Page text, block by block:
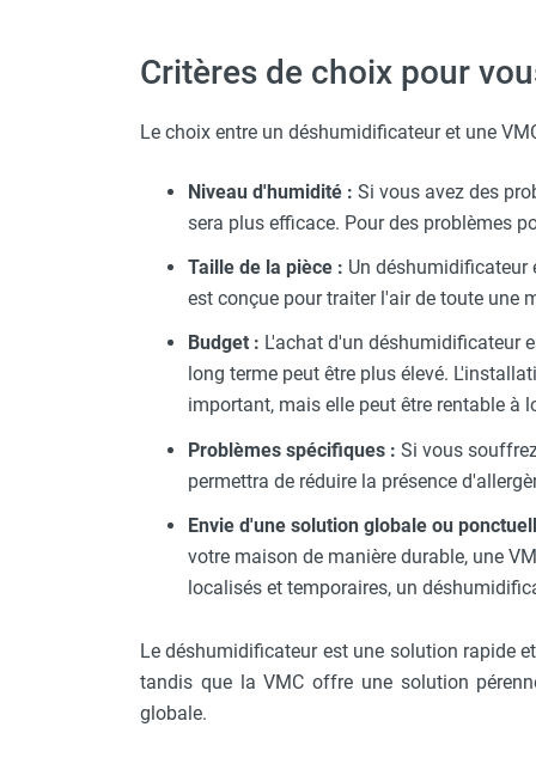
Rideau d'air eau chaude
chaleur
Rideau d'air ambiant
Rideau d'air froid
Parasol chauffant et radiant
infrarouge sur mât
Parasol chauffant à gaz
Parasol chauffant et radiant sur
mât électrique
Chauffe terrasse aux pellets
Chauffage infrarouge fixe mur et
plafond
Chauffage Infrarouge électrique fixe
Panneau rayonnant
Lustre infrarouge électrique
Réglette et cassette rayonnante
Chauffage tube radiant et radiant
lumineux au gaz
Critères de choix pour
Le choix entre un déshumidificateur et une
Niveau d'humidité : Si vous avez des
sera plus efficace. Pour des problèmes
Taille de la pièce : Un déshumidificateur
est conçue pour traiter l'air de toute une
Budget : L'achat d'un déshumidificateur
long terme peut être plus élevé.
important, mais elle peut être rentable à
Problèmes spécifiques : Si vous
permettra de réduire la présence
Envie d'une solution globale ou
votre maison de manière durable, une
localisés et temporaires, un
Le déshumidificateur est une solution rapide
tandis que la VMC offre une solution
globale.